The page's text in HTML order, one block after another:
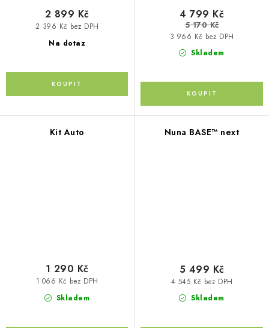
Na dotaz
2 396 Kč bez DPH
2 899 Kč
Skladem
3 966 Kč bez DPH
4 799 Kč
5 170 Kč
Kit Auto
Skladem
1 066 Kč bez DPH
1 290 Kč
Nuna BASE™ next
Skladem
4 545 Kč bez DPH
5 499 Kč